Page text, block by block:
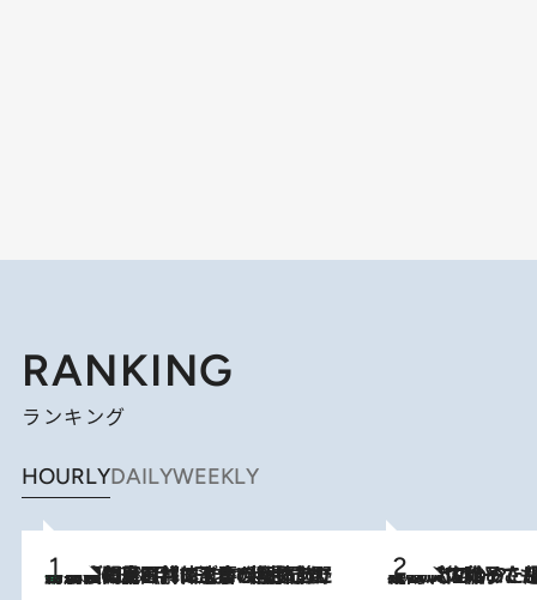
RANKING
ランキング
HOURLYDAILYWEEKLY
2026.8.8
「最後に見られてよかった」上野動物園の東園パンダ舎が解体前に特別公開。8月16日まで延長されたパネル展と共に辿る“半世紀”のパンダ飼育《解体工事の図面あり》 2026.8.5
【阿川佐和子さんの年とる力】なぜ70代で始めた趣味は“こんなに楽しい”のか？ ピアノ、俳句…スランプに陥っても続けられる“ある秘訣”とは